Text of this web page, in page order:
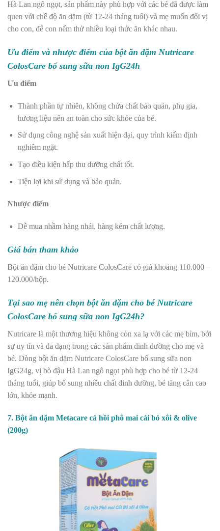
Hà Lan ngô ngọt, sản phẩm này phù hợp với các bé đã được làm
quen với chế độ ăn dặm (từ 12-24 tháng tuổi) và mẹ muốn đổi vị
cho con, để con nếm thử nhiều loại thức ăn khác nhau.
Ưu điểm và nhược điểm của bột ăn dặm Nutricare
ColosCare bổ sung sữa non IgG24h
Ưu điểm
Thành phần tự nhiên, không chứa chất bảo quản, phụ gia,
hương liệu nên an toàn cho sức khỏe của bé.
Sử dụng công nghệ sản xuất hiện đại, quy trình kiểm định
nghiêm ngặt.
Tạo điều kiện hấp thu dưỡng chất tốt.
Tiện lợi khi sử dụng và bảo quản.
Nhược điểm
Dễ mua nhầm hàng nhái, hàng kém chất lượng.
Giá bán tham khảo
Bột ăn dặm cho bé Nutricare ColosCare có giá khoảng 110.000 –
120.000/hộp.
Tại sao mẹ nên chọn bột ăn dặm cho bé Nutricare
ColosCare bổ sung sữa non IgG24h?
Nutricare là một thương hiệu không còn xa lạ với các mẹ bỉm, bởi
sự uy tín và đa dạng trong các sản phẩm dinh dưỡng cho mẹ và
bé. Dòng bột ăn dặm Nutricare ColosCare bổ sung sữa non
IgG24g, vị bò đậu Hà Lan ngô ngọt phù hợp cho bé từ 12-24
tháng tuổi, giúp bổ sung nhiều chất dinh dưỡng, bé tăng cân cao
lớn, khỏe mạnh.
7. Bột ăn dặm Metacare cá hồi phô mai cải bó xôi & olive
(200g)